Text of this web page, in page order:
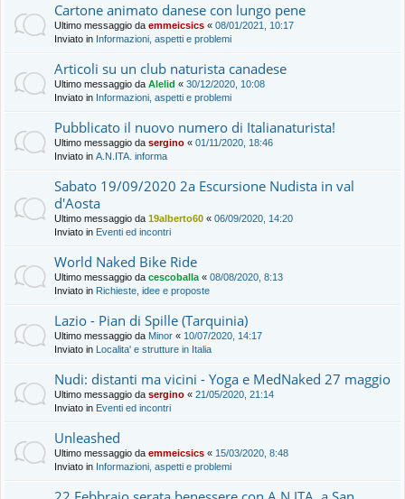
Cartone animato danese con lungo pene
Ultimo messaggio da emmeicsics « 08/01/2021, 10:17
Inviato in Informazioni, aspetti e problemi
Articoli su un club naturista canadese
Ultimo messaggio da Alelid « 30/12/2020, 10:08
Inviato in Informazioni, aspetti e problemi
Pubblicato il nuovo numero di Italianaturista!
Ultimo messaggio da sergino « 01/11/2020, 18:46
Inviato in A.N.ITA. informa
Sabato 19/09/2020 2a Escursione Nudista in val
d'Aosta
Ultimo messaggio da 19alberto60 « 06/09/2020, 14:20
Inviato in Eventi ed incontri
World Naked Bike Ride
Ultimo messaggio da cescoballa « 08/08/2020, 8:13
Inviato in Richieste, idee e proposte
Lazio - Pian di Spille (Tarquinia)
Ultimo messaggio da Minor « 10/07/2020, 14:17
Inviato in Localita' e strutture in Italia
Nudi: distanti ma vicini - Yoga e MedNaked 27 maggio
Ultimo messaggio da sergino « 21/05/2020, 21:14
Inviato in Eventi ed incontri
Unleashed
Ultimo messaggio da emmeicsics « 15/03/2020, 8:48
Inviato in Informazioni, aspetti e problemi